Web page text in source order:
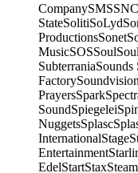
CompanySMSSNC
StateSolitiSoLyd
ProductionsSonet
MusicSOSSoul
SubterraniaSounds
FactorySoundvision
PrayersSpark
SoundSpiegelei
NuggetsSplasc
InternationalStage
Entertainment
EdelStartStax